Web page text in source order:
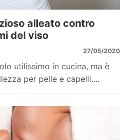
alleato contro
del viso
27/05/2020
utilissimo in cucina, ma è
per pelle e capelli....